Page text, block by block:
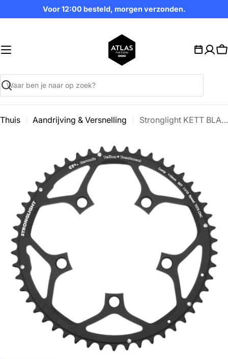
naar
Voor 12:00 besteld, morgen verzonden.
Zoekopdracht
Thuis Aandrijving & Versnelling Stronglight KETT BLAD 50 SL S RACE CT2 10/11V 110 ZW
productinformatie
media 0 in modaal